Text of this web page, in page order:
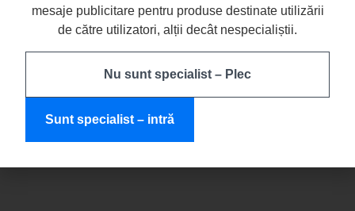
Dr. Agnieszka Lebioda-Kwiatkowska, medic stomatolog,
Biedrusko , Polonia
mesaje publicitare pentru produse destinate utilizării
de către utilizatori, alții decât nespecialiștii.
Nu sunt specialist – Plec
Sunt specialist – intră